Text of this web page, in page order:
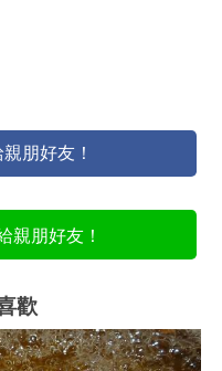
朋好友！
親朋好友！
歡